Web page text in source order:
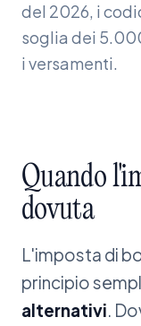
del 2026, i
soglia dei
i versamenti.
Quando
dovuta
L'imposta di
principio
alternativi.